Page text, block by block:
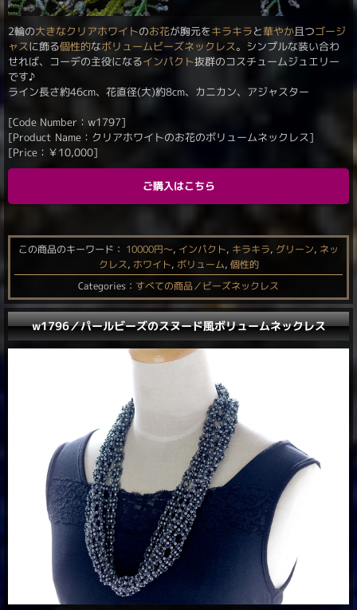
2輪の大きなクリアホワイトのお花が胸元をキラキラと華やか且つゴージ
ャスに飾る個性的なボリュームビーズネックレス。シンプルな装い合わ
せれば、コーデの主役になるインパクト抜群のコスチュームジュエリー
です♪
ライン長さ約46cm、花直径(大)約8cm、カニカン、アジャスター
[Code Number：w1797]
[Product Name：クリアホワイトのお花のボリュームネックレス]
[Price： ￥10,000]
ご購入はこちら
この商品のキーワード： 10000円〜, インパクト, キラキラ, グリーン, ネッ
クレス, ホワイト, ボリューム, 個性的
Categories： すべての商品／ビーズネックレス
w1796／パールビーズのスヌード風ボリュームネックレス